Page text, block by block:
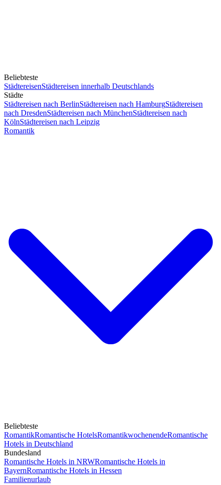
Beliebteste
StädtereisenStädtereisen innerhalb Deutschlands
Städte
Städtereisen nach BerlinStädtereisen nach HamburgStädtereisen
nach DresdenStädtereisen nach MünchenStädtereisen nach
KölnStädtereisen nach Leipzig
Romantik
Beliebteste
RomantikRomantische HotelsRomantikwochenendeRomantische
Hotels in Deutschland
Bundesland
Romantische Hotels in NRWRomantische Hotels in
BayernRomantische Hotels in Hessen
Familienurlaub